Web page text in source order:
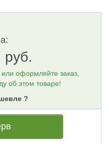
руб.
оформляйте заказ,
об этом товаре!
?